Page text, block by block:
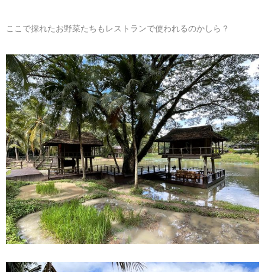
ここで採れたお野菜たちもレストランで使われるのかしら？